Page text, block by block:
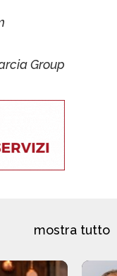
Group
mostra tutto